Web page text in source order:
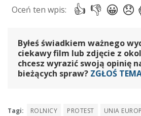
Byłeś świadkiem ważnego
ciekawy film lub zdjęcie z
chcesz wyrazić swoją opinię
bieżących spraw? ZGŁOŚ
Tagi: ROLNICY PROTEST UNIA